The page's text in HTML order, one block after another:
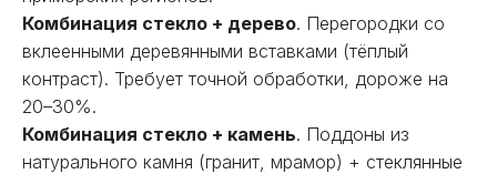
Комбинация стекло + дерево. Перегородки со
вклеенными деревянными вставками (тёплый
контраст). Требует точной обработки, дороже на
20–30%.
Комбинация стекло + камень. Поддоны из
натурального камня (гранит, мрамор) + стеклянные